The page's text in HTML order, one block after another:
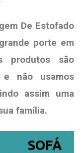
De Estofado
porte em
produtos são
e não usamos
assim uma
família.
SOFÁ